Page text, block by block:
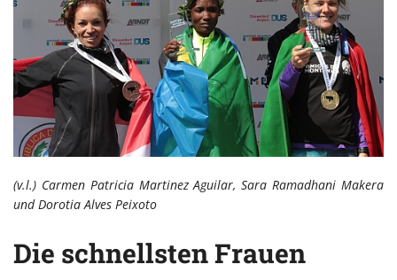
(v.l.) Carmen Patricia Martinez Aguilar, Sara Ramadhani Makera
und Dorotia Alves Peixoto
Die schnellsten Frauen